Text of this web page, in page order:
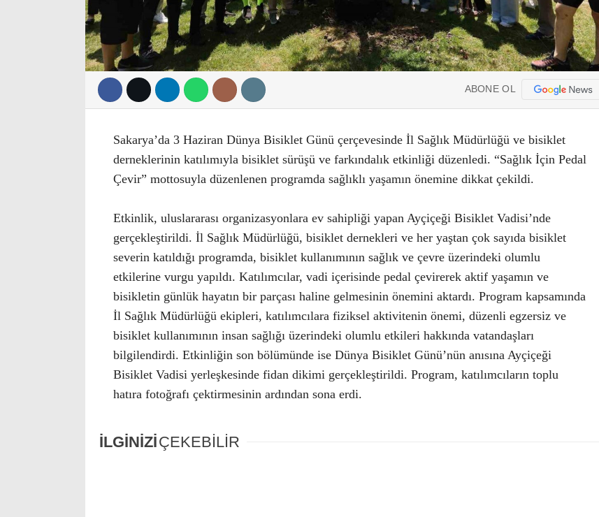
ABONE OL
Sakarya’da 3 Haziran Dünya Bisiklet Günü çerçevesinde İl Sağlık Müdürlüğü ve bisiklet
derneklerinin katılımıyla bisiklet sürüşü ve farkındalık etkinliği düzenledi. “Sağlık İçin Pedal
Çevir” mottosuyla düzenlenen programda sağlıklı yaşamın önemine dikkat çekildi.
Etkinlik, uluslararası organizasyonlara ev sahipliği yapan Ayçiçeği Bisiklet Vadisi’nde
gerçekleştirildi. İl Sağlık Müdürlüğü, bisiklet dernekleri ve her yaştan çok sayıda bisiklet
severin katıldığı programda, bisiklet kullanımının sağlık ve çevre üzerindeki olumlu
etkilerine vurgu yapıldı. Katılımcılar, vadi içerisinde pedal çevirerek aktif yaşamın ve
bisikletin günlük hayatın bir parçası haline gelmesinin önemini aktardı. Program kapsamında
İl Sağlık Müdürlüğü ekipleri, katılımcılara fiziksel aktivitenin önemi, düzenli egzersiz ve
bisiklet kullanımının insan sağlığı üzerindeki olumlu etkileri hakkında vatandaşları
bilgilendirdi. Etkinliğin son bölümünde ise Dünya Bisiklet Günü’nün anısına Ayçiçeği
Bisiklet Vadisi yerleşkesinde fidan dikimi gerçekleştirildi. Program, katılımcıların toplu
hatıra fotoğrafı çektirmesinin ardından sona erdi.
İLGİNİZİÇEKEBİLİR